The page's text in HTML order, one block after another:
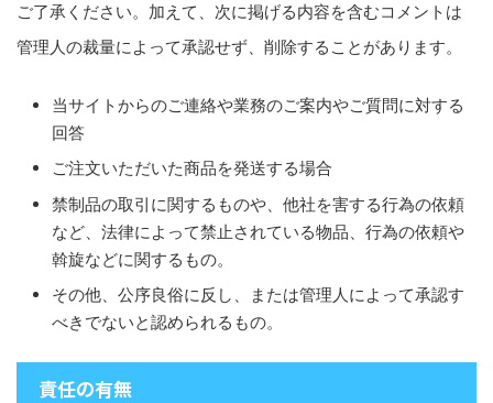
ご了承ください。加えて、次に掲げる内容を含むコメントは
管理人の裁量によって承認せず、削除することがあります。
当サイトからのご連絡や業務のご案内やご質問に対する
回答
ご注文いただいた商品を発送する場合
禁制品の取引に関するものや、他社を害する行為の依頼
など、法律によって禁止されている物品、行為の依頼や
斡旋などに関するもの。
その他、公序良俗に反し、または管理人によって承認す
べきでないと認められるもの。
責任の有無